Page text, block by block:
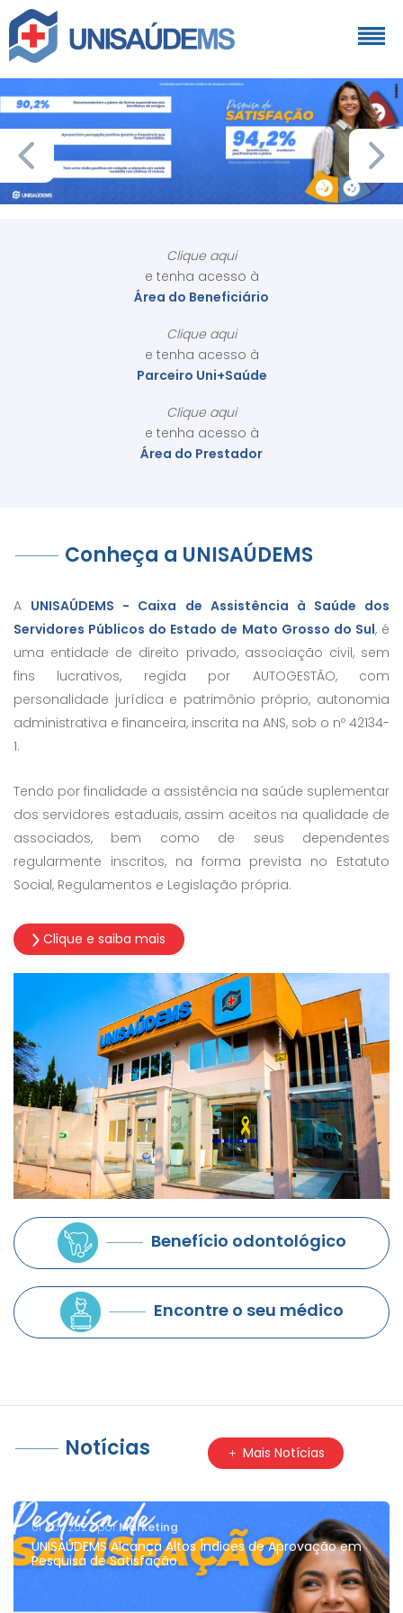
Clique aqui
e tenha acesso à
Área do Beneficiário
Clique aqui
e tenha acesso à
Parceiro Uni+Saúde
Clique aqui
e tenha acesso à
Área do Prestador
Conheça a UNISAÚDEMS
A UNISAÚDEMS - Caixa de Assistência à Saúde dos
Servidores Públicos do Estado de Mato Grosso do Sul, é
uma entidade de direito privado, associação civil, sem
fins lucrativos, regida por AUTOGESTÃO, com
personalidade jurídica e patrimônio próprio, autonomia
administrativa e financeira, inscrita na ANS, sob o nº 42134-
1.
Tendo por finalidade a assistência na saúde suplementar
dos servidores estaduais, assim aceitos na qualidade de
associados, bem como de seus dependentes
regularmente inscritos, na forma prevista no Estatuto
Social, Regulamentos e Legislação própria.
Clique e saiba mais
Benefício odontológico
Encontre o seu médico
Notícias Mais Notícias
01 Abr. 2027, porMarketing
UNISAÚDEMS Alcança Altos Índices de Aprovação em
Pesquisa de Satisfação